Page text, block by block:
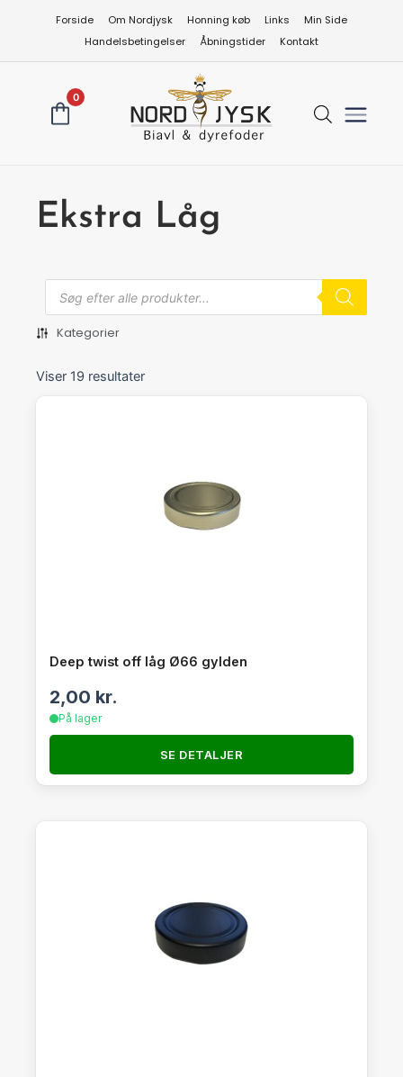
Forside Om Nordjysk Honning køb Links
Min Side
Handelsbetingelser
Åbningstider Kontakt
0
Ekstra Låg
Produkts
search
Kategorier
Viser 19 resultater
Deep twist off låg Ø66 gylden
2,00 kr.
På lager
SE DETALJER